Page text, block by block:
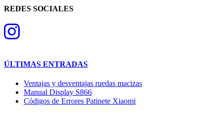
REDES SOCIALES
ÚLTIMAS ENTRADAS
Ventajas y desventajas ruedas macizas
Manual Display S866
Códigos de Errores Patinete Xiaomi